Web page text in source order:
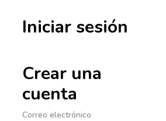
Iniciar sesión
Crear una
cuenta
Correo electrónico